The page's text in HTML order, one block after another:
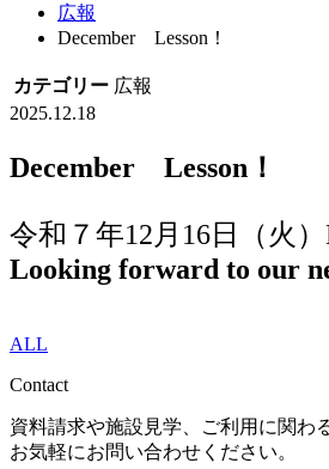
広報
December Lesson！
カテゴリー 広報
2025.12.18
December Lesson！
令和７年12月16日（火
Looking forward to our
ALL
Contact
資料請求や施設見学、ご利用に関わ
お気軽にお問い合わせください。